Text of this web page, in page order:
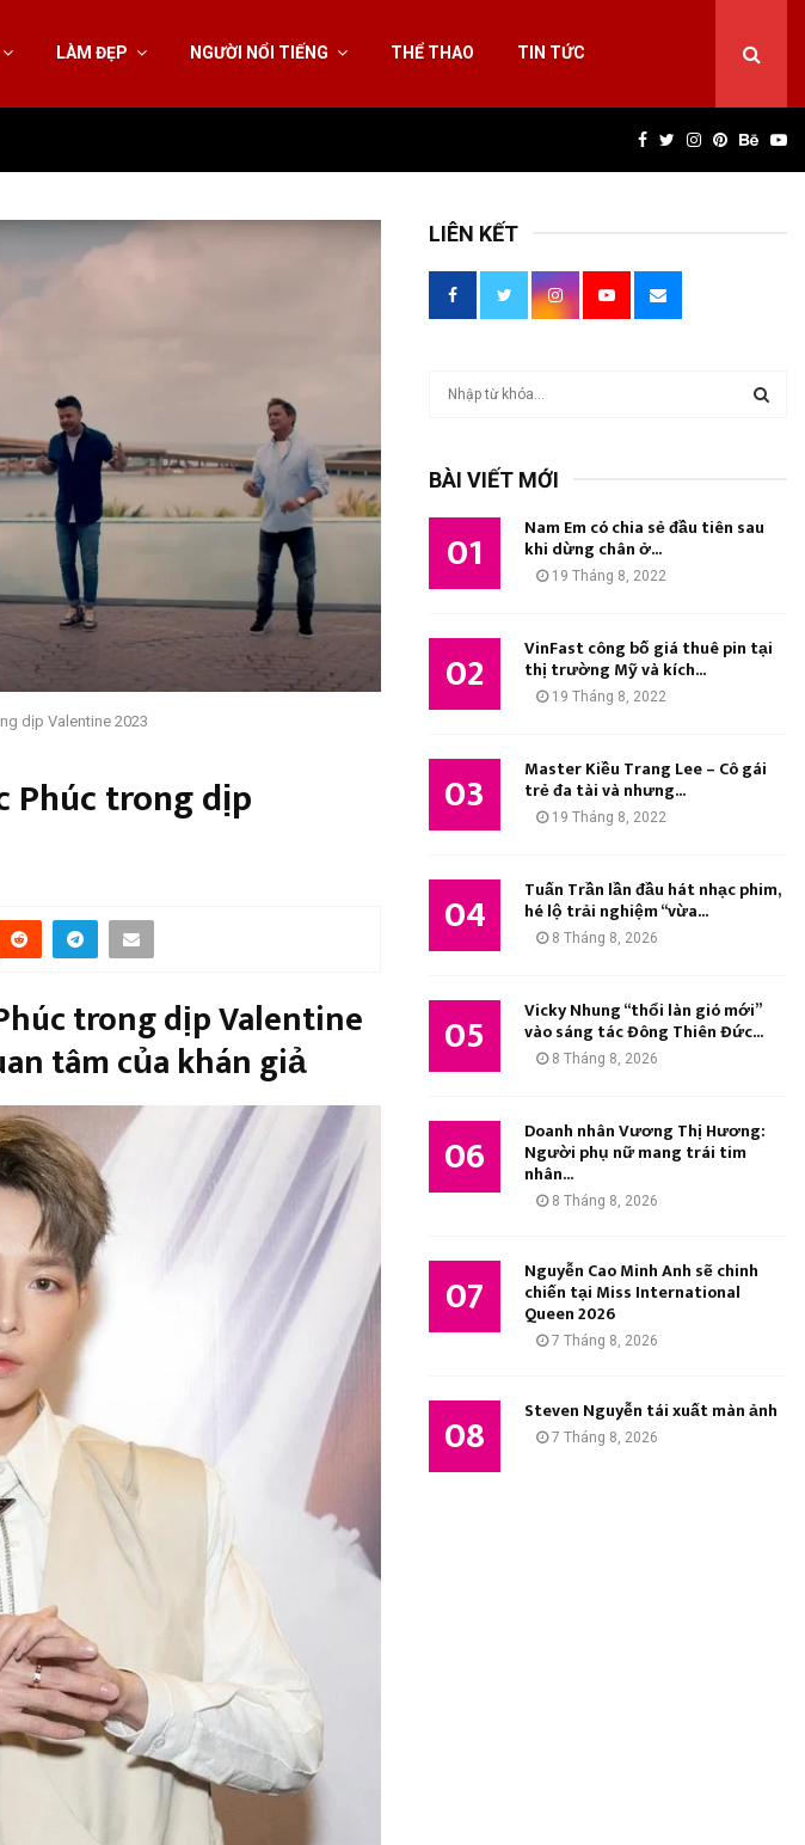
LÀM ĐẸP NGƯỜI NỔI TIẾNG THỂ THAO TIN TỨC
Facebook
Twitter
Instagram
Pinterest
dịp Valentine 2023
Phúc trong dịp
trong dịp Valentine
tâm của khán giả
LIÊN KẾT
M
BÀI VIẾT MỚI
01 Nam Em có chia sẻ đầu tiên sau
khi dừng chân ở...
19 Tháng 8, 2022
02 VinFast công bố giá thuê pin tại
thị trường Mỹ và kích...
19 Tháng 8, 2022
03 Master Kiều Trang Lee – Cô gái
trẻ đa tài và nhưng...
19 Tháng 8, 2022
04 Tuấn Trần lần đầu hát nhạc phim,
hé lộ trải nghiệm “vừa...
8 Tháng 8, 2026
05 Vicky Nhung “thổi làn gió mới”
vào sáng tác Đông Thiên Đức...
8 Tháng 8, 2026
06 Doanh nhân Vương Thị Hương:
Người phụ nữ mang trái tim
nhân...
8 Tháng 8, 2026
07 Nguyễn Cao Minh Anh sẽ chinh
chiến tại Miss International
Queen 2026
7 Tháng 8, 2026
08 Steven Nguyễn tái xuất màn ảnh
7 Tháng 8, 2026